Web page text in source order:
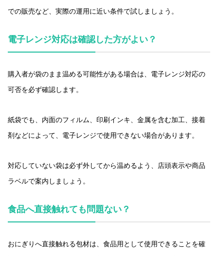
での販売など、実際の運用に近い条件で試しましょう。
電子レンジ対応は確認した方がよい？
購入者が袋のまま温める可能性がある場合は、電子レンジ対応の
可否を必ず確認します。
紙袋でも、内面のフィルム、印刷インキ、金属を含む加工、接着
剤などによって、電子レンジで使用できない場合があります。
対応していない袋は必ず外してから温めるよう、店頭表示や商品
ラベルで案内しましょう。
食品へ直接触れても問題ない？
おにぎりへ直接触れる包材は、食品用として使用できることを確